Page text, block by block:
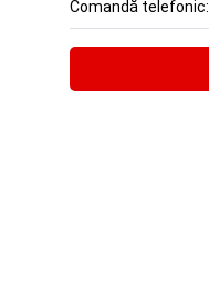
Comandă telefonic: